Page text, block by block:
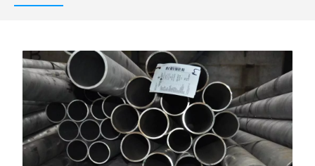
ДОСТАВКА И ОПЛАТА
НАШИ ОБЪЕКТЫ
ОТЗЫВЫ
О НАС